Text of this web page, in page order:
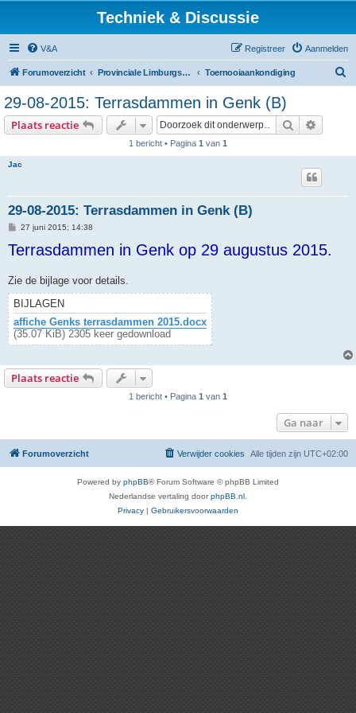
Techniek & Discussie
V&A Aanmelden
Registreer
Forumoverzicht Provinciale Limburgse Dambond Toernooiaankondiging
29-08-2015: Terrasdammen in Genk (B)
Plaats reactie Zoek
1 bericht • Pagina 1 van 1
Jac
29-08-2015: Terrasdammen in Genk (B)
B
r
i
t
27 juni 2015; 14:38
Terrasdammen in Genk op 29 augustus 2015.
Zie de bijlage voor details.
BIJLAGEN
affiche Genks terrasdammen 2015.docx
(35.07 KiB) 2305 keer gedownload
Plaats reactie
1 bericht • Pagina 1 van 1
Ga naar
Forumoverzicht Alle tijden zijn UTC+02:00
Verwijder cookies
Powered by phpBB® Forum Software © phpBB Limited
Nederlandse vertaling doorphpBB.nl
Privacy | Gebruikersvoorwaarden